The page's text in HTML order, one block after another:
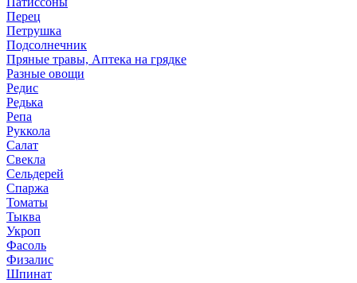
Перец
Петрушка
Подсолнечник
Пряные травы, Аптека на грядке
Разные овощи
Редис
Редька
Репа
Руккола
Салат
Свекла
Сельдерей
Спаржа
Томаты
Тыква
Укроп
Фасоль
Физалис
Шпинат